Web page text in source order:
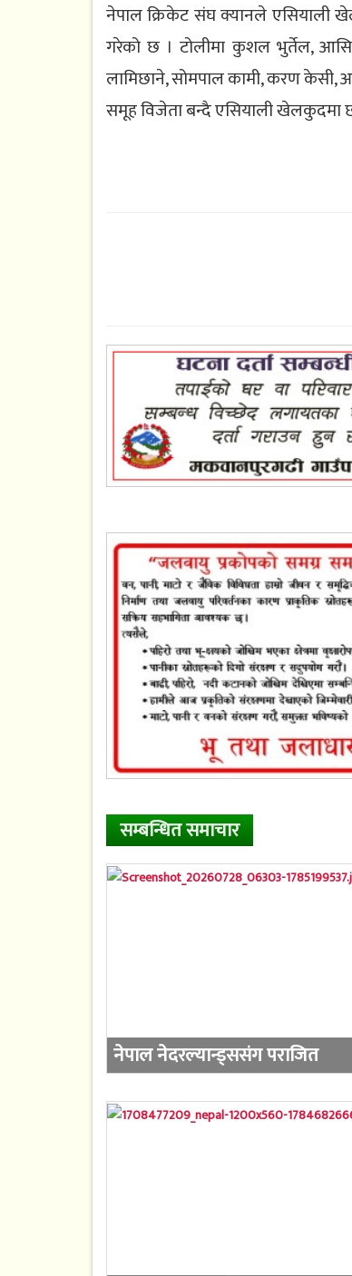
नेपाल क्रिकेट संघ क्यानले एसियाली
गरेको छ । टोलीमा कुशल भुर्तेल,
लामिछाने, सोमपाल कामी, करण
समूह विजेता बन्दै एसियाली खेलकुदमा
सम्बन्धित समाचार
नेपाल नेदरल्यान्ड्ससंग पराजित